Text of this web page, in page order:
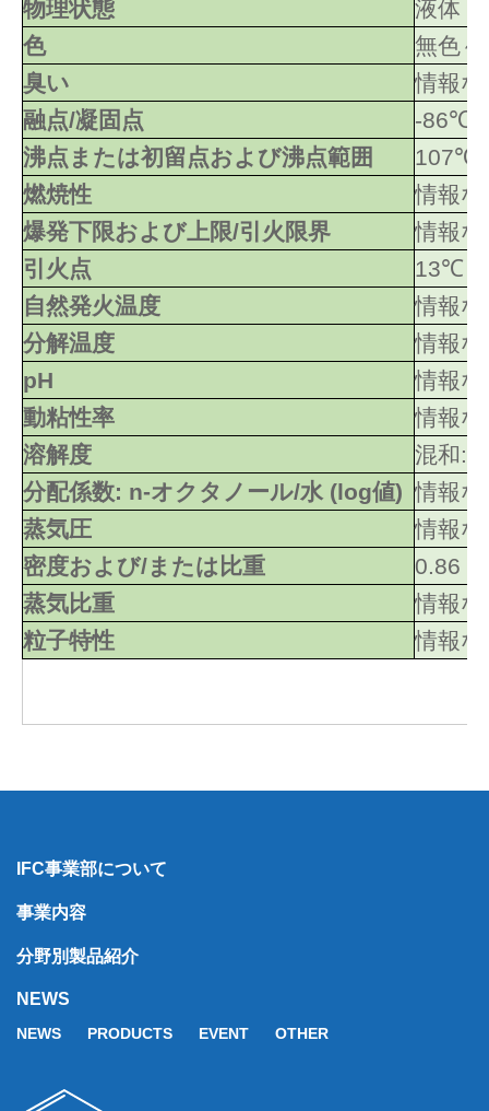
物理状態
液体
色
無色
臭い
情報
融点/凝固点
-86℃
沸点または初留点および沸点範囲
107℃
燃焼性
情報
爆発下限および上限/引火限界
情報
引火点
13℃
自然発火温度
情報
分解温度
情報
pH
情報
動粘性率
情報
溶解度
混和:
分配係数: n-オクタノール/水 (log値) 情報
蒸気圧
情報
密度および/または比重
0.86
蒸気比重
情報
粒子特性
情報
IFC事業部について
事業内容
分野別製品紹介
NEWS
NEWS PRODUCTS EVENT OTHER